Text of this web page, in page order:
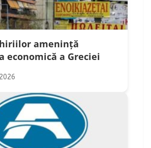
amenință
economică a Greciei